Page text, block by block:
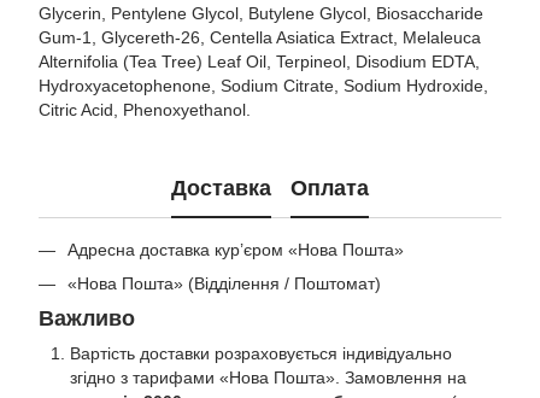
Glycerin, Pentylene Glycol, Butylene Glycol, Biosaccharide
Gum-1, Glycereth-26, Centella Asiatica Extract, Melaleuca
Alternifolia (Tea Tree) Leaf Oil, Terpineol, Disodium EDTA,
Hydroxyacetophenone, Sodium Citrate, Sodium Hydroxide,
Citric Acid, Phenoxyethanol.
Доставка Оплата
Адресна доставка кур’єром «Нова Пошта»
«Нова Пошта» (Відділення / Поштомат)
Важливо
Вартість доставки розраховується індивідуально
згідно з тарифами «Нова Пошта». Замовлення на